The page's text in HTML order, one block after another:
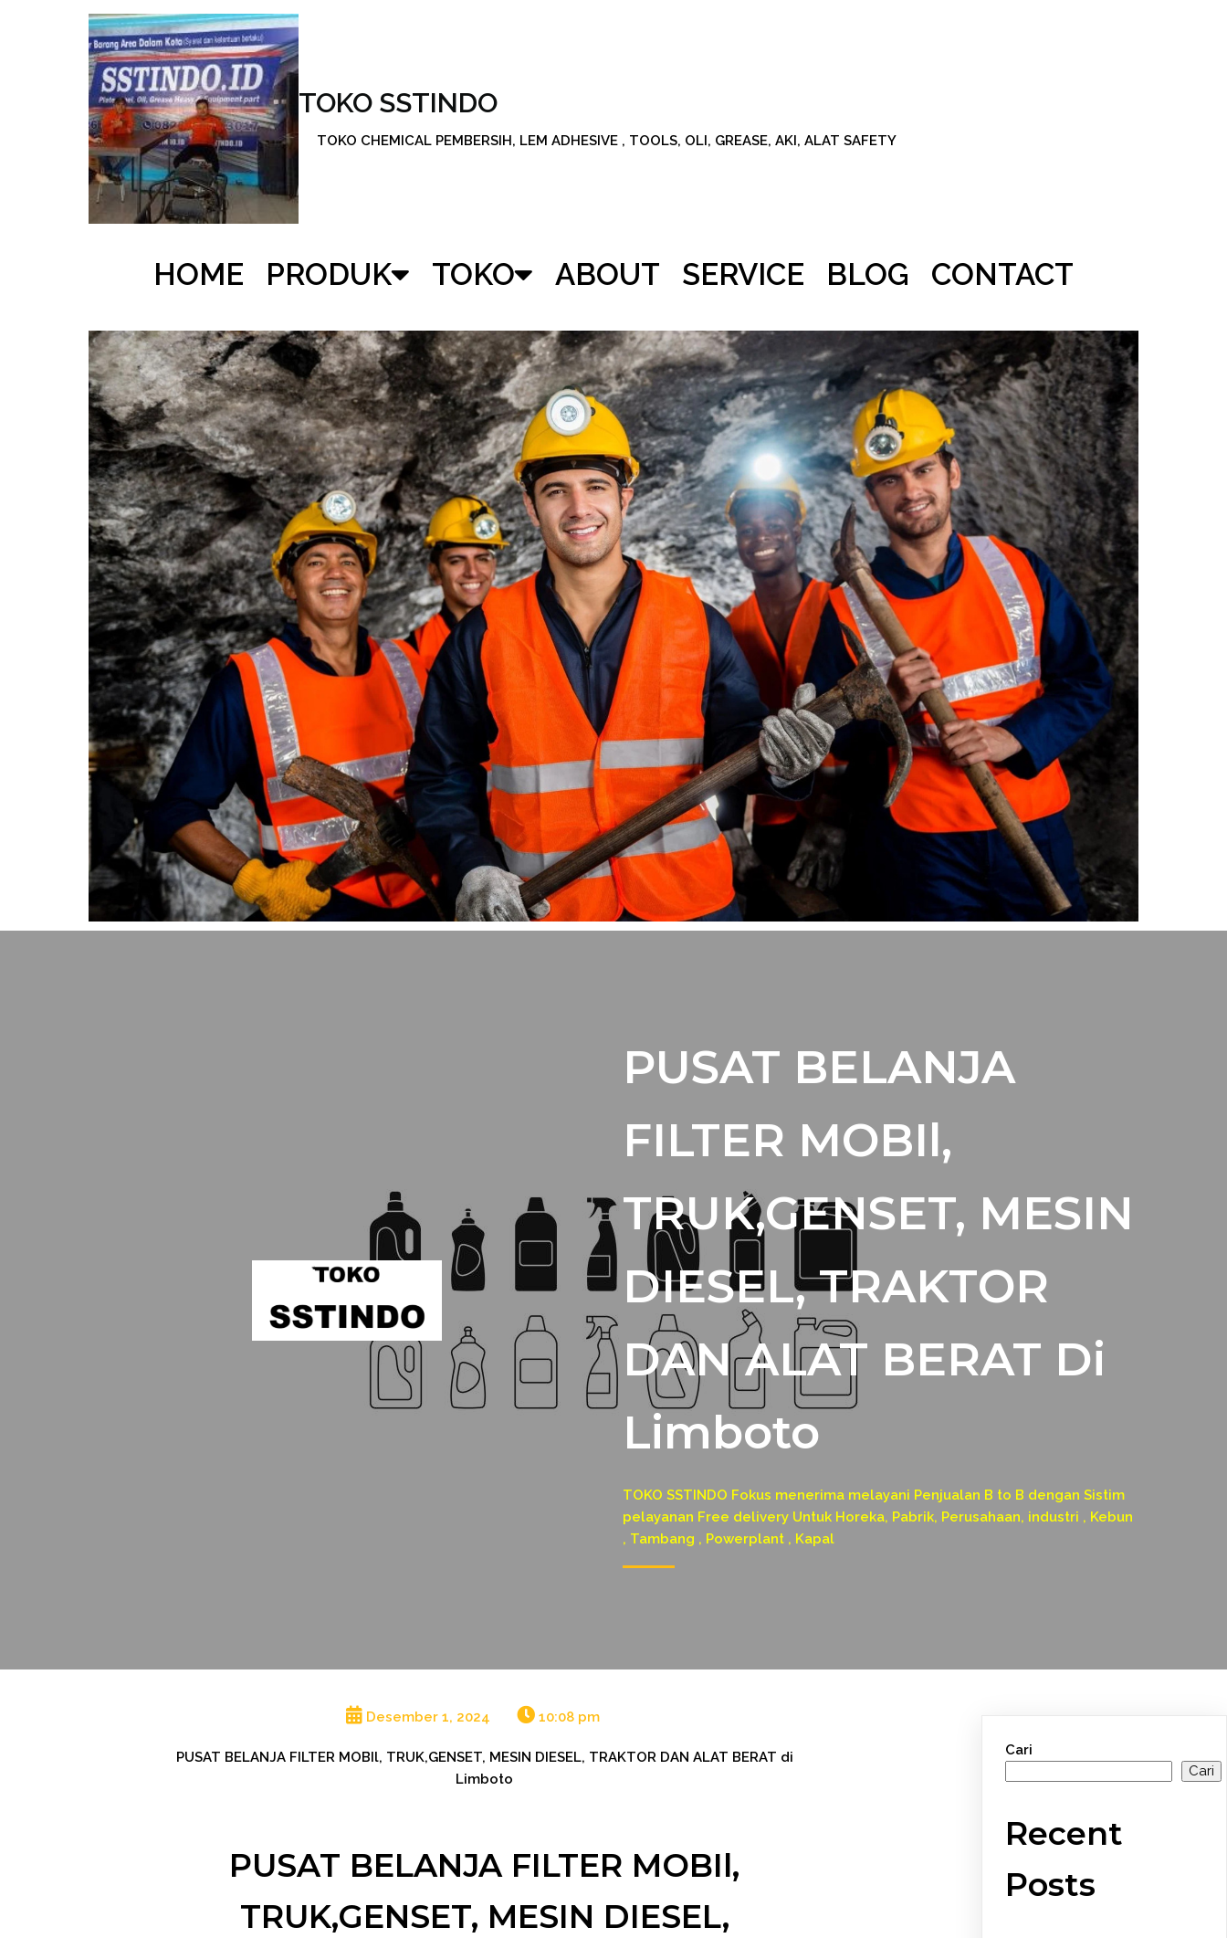
TOKO SSTINDO
TOKO CHEMICAL PEMBERSIH, LEM ADHESIVE , TOOLS, OLI, GREASE, AKI, ALAT SAFETY
HOME PRODUK TOKO ABOUT SERVICE BLOG CONTACT
PUSAT BELANJA
FILTER MOBIl,
TRUK,GENSET, MESIN
DIESEL, TRAKTOR
DAN ALAT BERAT Di
Limboto
TOKO SSTINDO Fokus menerima melayani Penjualan B to B dengan Sistim
pelayanan Free delivery Untuk Horeka, Pabrik, Perusahaan, industri , Kebun
, Tambang , Powerplant , Kapal
Desember 1, 2024 10:08 pm
PUSAT BELANJA FILTER MOBIl, TRUK,GENSET, MESIN DIESEL, TRAKTOR DAN ALAT BERAT di
Limboto
PUSAT BELANJA FILTER MOBIl,
TRUK,GENSET, MESIN DIESEL,
Cari
Cari
Recent
Posts